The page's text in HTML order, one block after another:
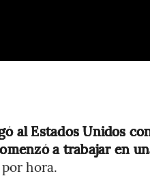
al Estados Unidos
a trabajar en
por hora.